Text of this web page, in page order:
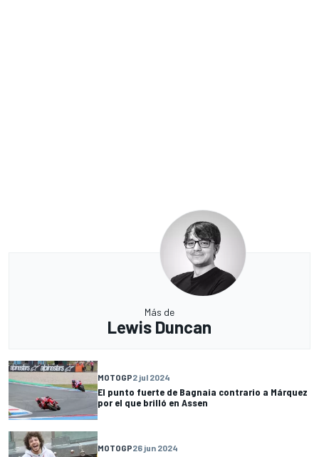
Más de
Lewis Duncan
MOTOGP2 jul 2024
El punto fuerte de Bagnaia contrario a Márquez
por el que brilló en Assen
MOTOGP26 jun 2024